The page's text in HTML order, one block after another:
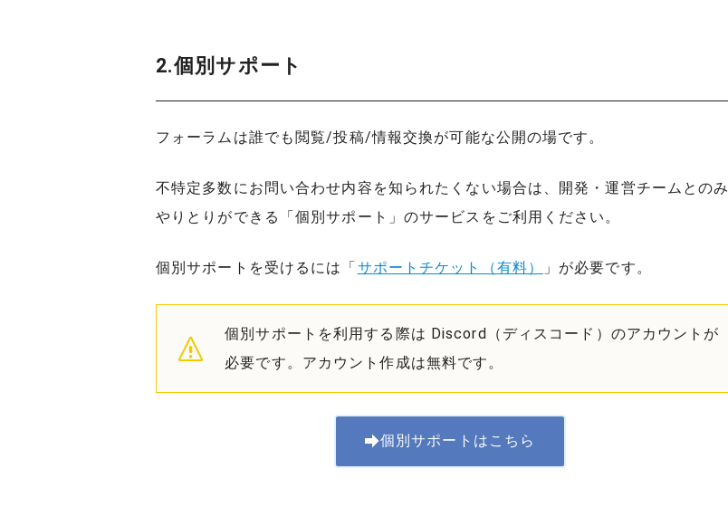
2.個別サポート
フォーラムは誰でも閲覧/投稿/情報交換が可能な公開の場です。
不特定多数にお問い合わせ内容を知られたくない場合は、開発・運営チームとのみ
やりとりができる「個別サポート」のサービスをご利用ください。
個別サポートを受けるには「 サポートチケット（有料） 」が必要です。
個別サポートを利用する際は Discord（ディスコード）のアカウントが
必要です。アカウント作成は無料です。
個別サポートはこちら